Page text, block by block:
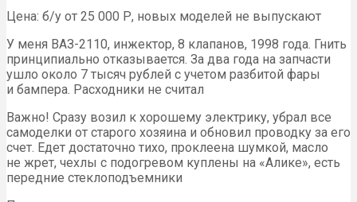
Цена: б/у от 25 000 Р, новых моделей не выпускают
У меня ВАЗ-2110, инжектор, 8 клапанов, 1998 года. Гнить
принципиально отказывается. За два года на запчасти
ушло около 7 тысяч рублей с учетом разбитой фары
и бампера. Расходники не считал
Важно! Сразу возил к хорошему электрику, убрал все
самоделки от старого хозяина и обновил проводку за его
счет. Едет достаточно тихо, проклеена шумкой, масло
не жрет, чехлы с подогревом куплены на «Алике», есть
передние стеклоподъемники